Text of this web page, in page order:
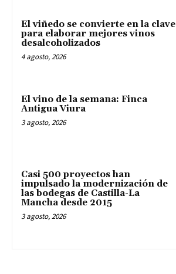
El viñedo se convierte en la clave
para elaborar mejores vinos
desalcoholizados
4 agosto, 2026
El vino de la semana: Finca
Antigua Viura
3 agosto, 2026
Casi 500 proyectos han
impulsado la modernización de
las bodegas de Castilla-La
Mancha desde 2015
3 agosto, 2026